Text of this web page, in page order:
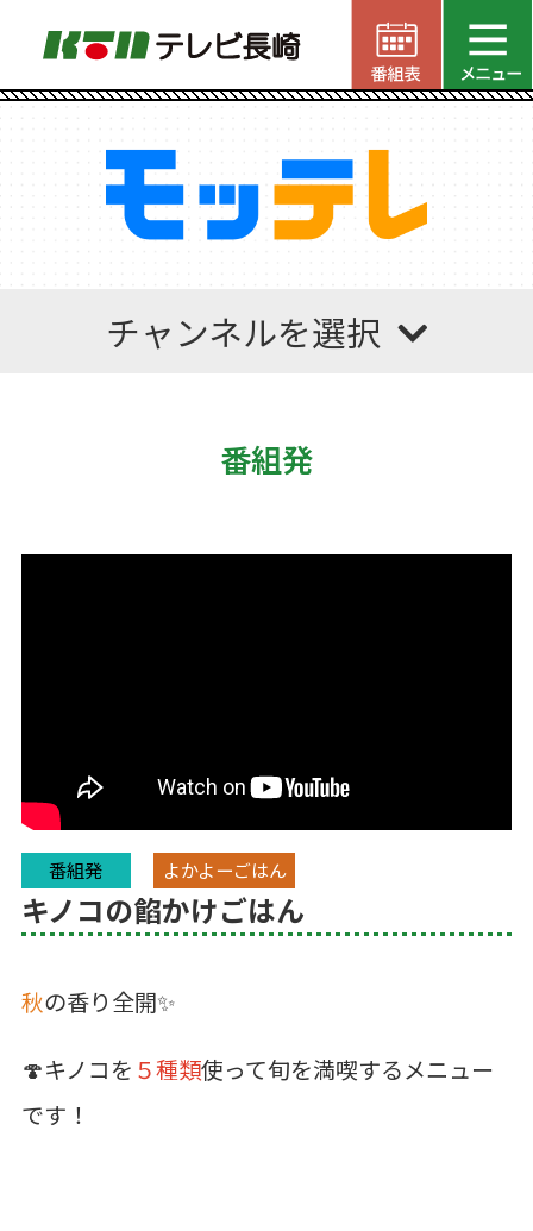
チャンネルを選択
番組発
番組発 よかよーごはん
キノコの餡かけごはん
秋の香り全開✨
🍄キノコを ５種類使って旬を満喫するメニュー
です！